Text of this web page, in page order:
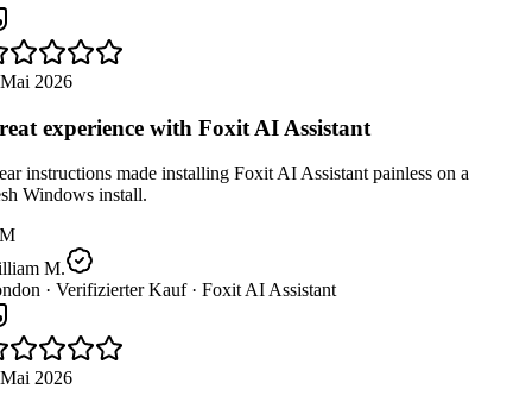
2026
experience with Foxit AI Assistant
instructions made installing Foxit AI Assistant painless on a
Windows install.
M.
· Verifizierter Kauf · Foxit AI Assistant
2026